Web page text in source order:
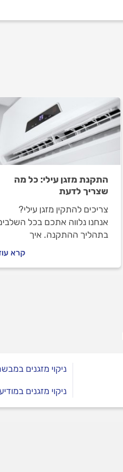
התקנת מזגן עילי: כל מה
שצריך לדעת
צריכים להתקין מזגן עילי?
אנחנו נלווה אתכם בכל
בתהליך ההתקנה. איך
לפני העבודה ובמהלכה וכמה
עולה התקנת מזגן עילי? כל
קרא
ניקוי מזגנים
ניקוי מזגנים